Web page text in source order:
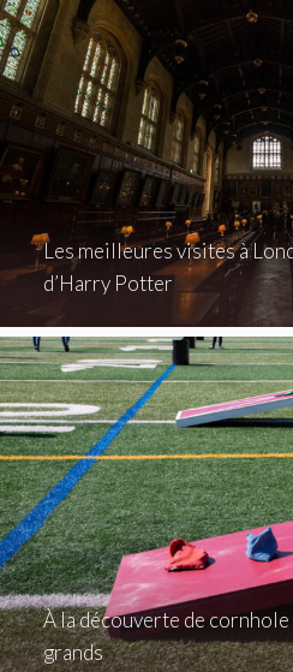
Les meilleures visites à
d’Harry Potter
À la découverte de
grands